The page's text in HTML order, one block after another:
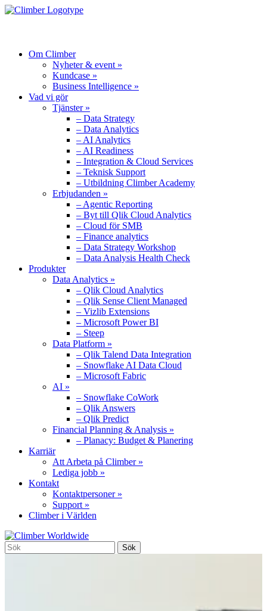
Om Climber
Nyheter & event »
Kundcase »
Business Intelligence »
Vad vi gör
Tjänster »
– Data Strategy
– Data Analytics
– AI Analytics
– AI Readiness
– Integration & Cloud Services
– Teknisk Support
– Utbildning Climber Academy
Erbjudanden »
– Agentic Reporting
– Byt till Qlik Cloud Analytics
– Cloud för SMB
– Finance analytics
– Data Strategy Workshop
– Data Analysis Health Check
Produkter
Data Analytics »
– Qlik Cloud Analytics
– Qlik Sense Client Managed
– Vizlib Extensions
– Microsoft Power BI
– Steep
Data Platform »
– Qlik Talend Data Integration
– Snowflake AI Data Cloud
– Microsoft Fabric
AI »
– Snowflake CoWork
– Qlik Answers
– Qlik Predict
Financial Planning & Analysis »
– Planacy: Budget & Planering
Karriär
Att Arbeta på Climber »
Lediga jobb »
Kontakt
Kontaktpersoner »
Support »
Climber i Världen